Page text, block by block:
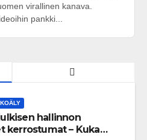
virallinen kanava.
pankki...
hallinnon
kerrostumat – Kuka